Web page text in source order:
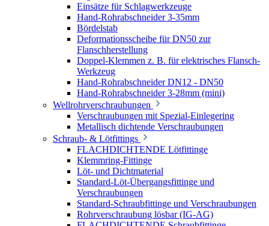
Einsätze für Schlagwerkzeuge
Hand-Rohrabschneider 3-35mm
Bördelstab
Deformationsscheibe für DN50 zur
Flanschherstellung
Doppel-Klemmen z. B. für elektrisches Flansch-
Werkzeug
Hand-Rohrabschneider DN12 - DN50
Hand-Rohrabschneider 3-28mm (mini)
Wellrohrverschraubungen
Verschraubungen mit Spezial-Einlegering
Metallisch dichtende Verschraubungen
Schraub- & Lötfittings
FLACHDICHTENDE Lötfittinge
Klemmring-Fittinge
Löt- und Dichtmaterial
Standard-Löt-Übergangsfittinge und
Verschraubungen
Standard-Schraubfittinge und Verschraubungen
Rohrverschraubung lösbar (IG-AG)